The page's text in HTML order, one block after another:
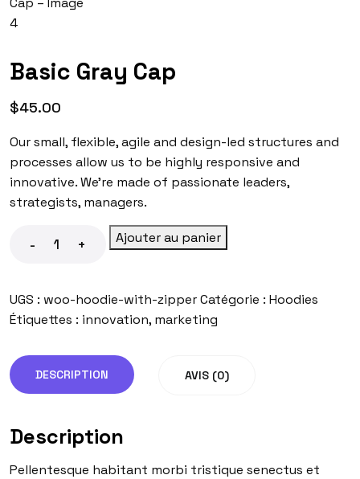
Basic Gray Cap
$45.00
Our small, flexible, agile and design-led structures and
processes allow us to be highly responsive and
innovative. We’re made of passionate leaders,
strategists, managers.
- + Ajouter au panier
UGS : woo-hoodie-with-zipperCatégorie : Hoodies
Étiquettes : innovation, marketing
DESCRIPTION AVIS (0)
Description
Pellentesque habitant morbi tristique senectus et